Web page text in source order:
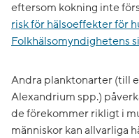
eftersom kokning inte
risk för hälsoeffekter för
Folkhälsomyndighetens
Andra planktonarter (till
Alexandrium spp.)
de förekommer rikligt i
människor kan allvarliga